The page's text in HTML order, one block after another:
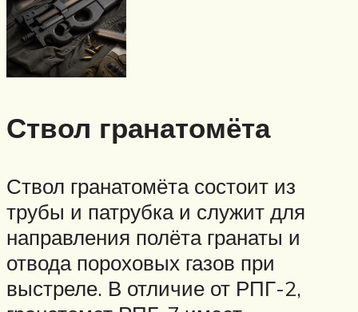
Ствол гранатомёта
Ствол гранатомёта состоит из
трубы и патрубка и служит для
направления полёта гранаты и
отвода пороховых газов при
выстреле. В отличие от РПГ-2,